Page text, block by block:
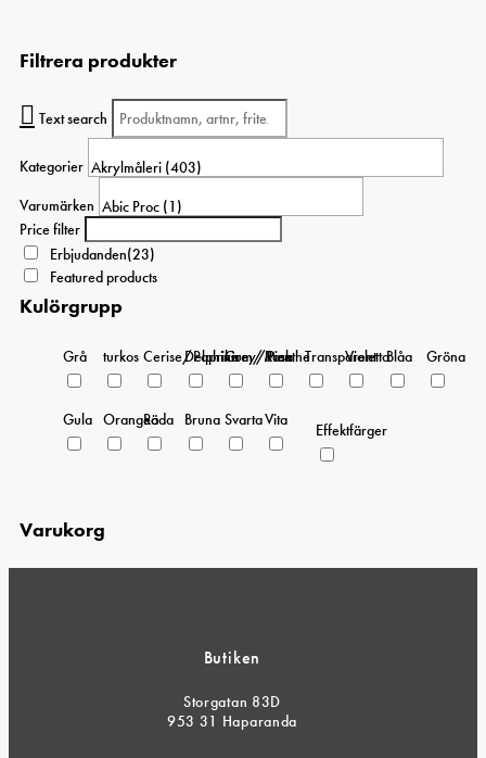
Filtrera produkter
Text search
Kategorier
Varumärken
Price filter
Erbjudanden(23)
Featured products
Kulörgrupp
Grå turkos Cerise/Paprika
Delphinium/Menthe
Grey/Pink
Rosa Transparent
ViolettaBlåa Gröna
Gula OrangeaRöda Bruna SvartaVita
Effektfärger
Varukorg
Butiken
Storgatan 83D
953 31 Haparanda